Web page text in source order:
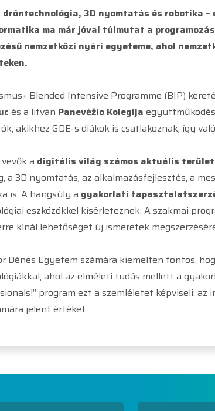
dróntechnológia, 3D nyomtatás és robotika
ma már jóval túlmutat a
nemzetközi nyári egyeteme, ahol
Blended Intensive Programme (BIP)
és a litván Panevėžio Kolegija
akikhez GDE-s diákok is csatlakoznak, így
a digitális világ számos aktuális
a 3D nyomtatás, az alkalmazásfejlesztés, a
is. A hangsúly a gyakorlati
eszközökkel kísérleteznek. A szakmai
kínál lehetőséget új ismeretek
Dénes Egyetem számára kiemelten fontos,
ahol az elméleti tudás mellett a
program ezt a szemléletet képviseli:
jelent értéket.